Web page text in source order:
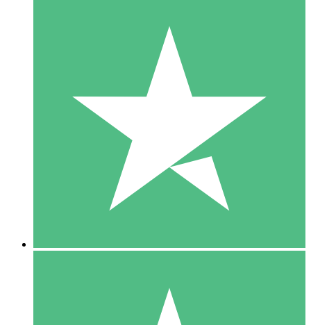
Packs de Crédits Individuels
Payez à l'utilisation avec des crédits de téléchargement. Sans
1 Téléchargement
10 00
10 Téléchargements
20 00